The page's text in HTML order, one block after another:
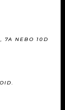
7A NEBO 10D